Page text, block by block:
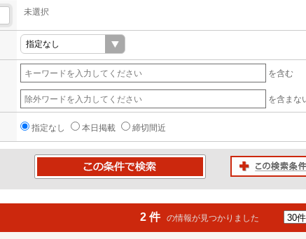
未選択
を含む
を含まな
指定なし 本日掲載 締切間近
2 件 の情報が見つかりました